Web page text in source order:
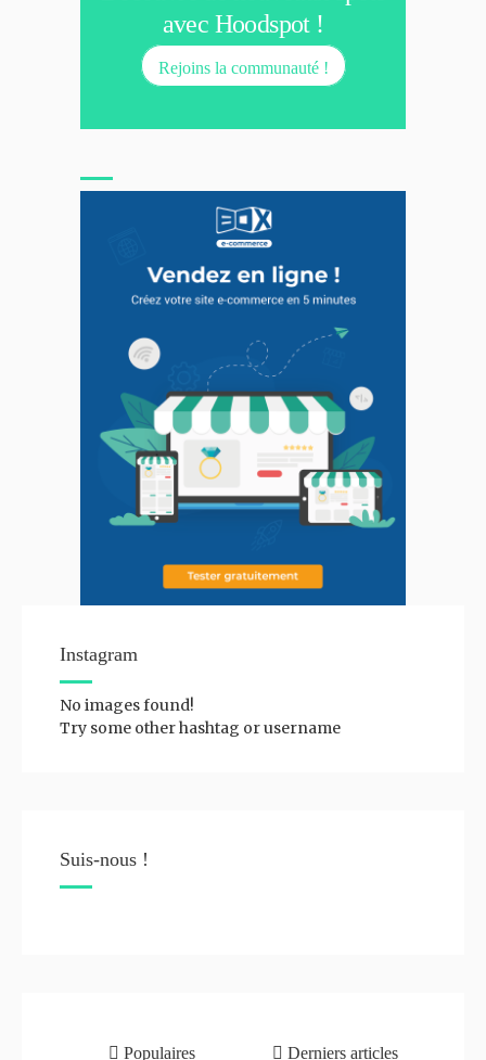
avec Hoodspot !
Rejoins la communauté !
Instagram
No images found!
Try some other hashtag or username
Suis-nous !
Populaires Derniers articles